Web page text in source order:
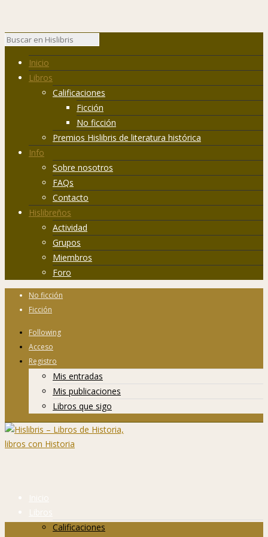
Inicio
Libros
Calificaciones
Ficción
No ficción
Premios Hislibris de literatura histórica
Info
Sobre nosotros
FAQs
Contacto
Hislibreños
Actividad
Grupos
Miembros
Foro
No ficción
Ficción
Following
Acceso
Registro
Mis entradas
Mis publicaciones
Libros que sigo
Inicio
Libros
Calificaciones